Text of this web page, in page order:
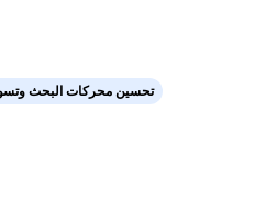
تحسين محركات البحث